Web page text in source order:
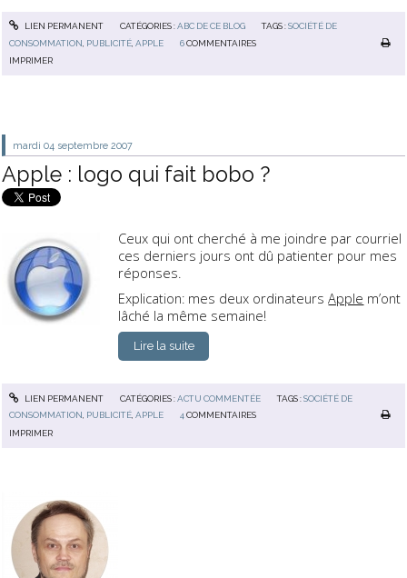
LIEN PERMANENT CATÉGORIES :ABC DE CE BLOG TAGS :SOCIÉTÉ DE
CONSOMMATION PUBLICITÉ ,APPLE 6 COMMENTAIRES
IMPRIMER
mardi 04 septembre 2007
Apple : logo qui fait bobo ?
Ceux qui ont cherché à me joindre par courriel
ces derniers jours ont dû patienter pour mes
réponses.
Explication: mes deux ordinateursApple m’ont
lâché la même semaine!
Lire la suite
LIEN PERMANENT CATÉGORIES :ACTU COMMENTÉE TAGS :SOCIÉTÉ DE
CONSOMMATION PUBLICITÉ ,APPLE 4 COMMENTAIRES
IMPRIMER